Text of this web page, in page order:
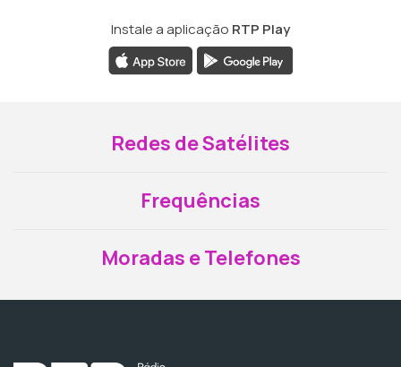
Instale a aplicação RTP Play
Redes de Satélites
Frequências
Moradas e Telefones